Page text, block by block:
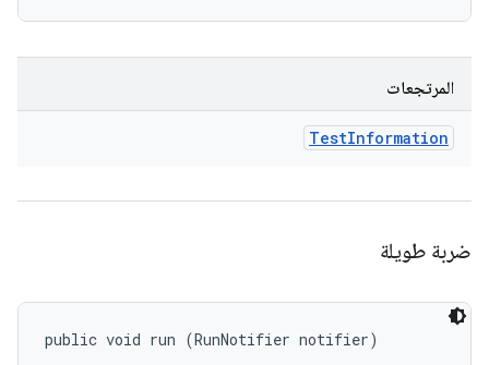
المرتجعات
TestInformation
ضربة طويلة
public void run (RunNotifier notifier)